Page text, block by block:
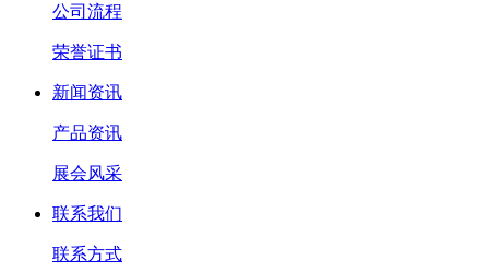
公司流程
荣誉证书
新闻资讯
产品资讯
展会风采
联系我们
联系方式